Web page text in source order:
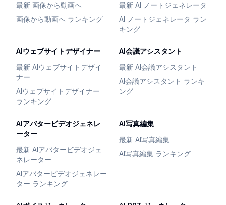
最新 画像から動画へ
画像から動画へ ランキング
最新 AI ノートジェネレータ
AI ノートジェネレータ ラン
キング
AIウェブサイトデザイナー
最新 AIウェブサイトデザイ
ナー
AIウェブサイトデザイナー
ランキング
AI会議アシスタント
最新 AI会議アシスタント
AI会議アシスタント ランキ
ング
AIアバタービデオジェネレ
ーター
最新 AIアバタービデオジェ
ネレーター
AIアバタービデオジェネレー
ター ランキング
AI写真編集
最新 AI写真編集
AI写真編集 ランキング